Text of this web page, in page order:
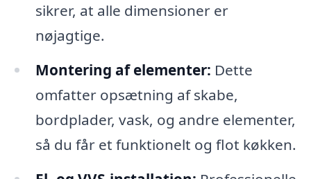
sikrer, at alle dimensioner er
nøjagtige.
Montering af elementer: Dette
omfatter opsætning af skabe,
bordplader, vask, og andre elementer,
så du får et funktionelt og flot køkken.